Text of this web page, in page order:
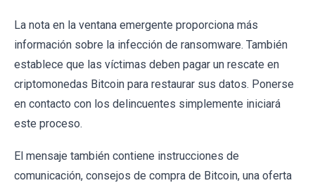
La nota en la ventana emergente proporciona más
información sobre la infección de ransomware. También
establece que las víctimas deben pagar un rescate en
criptomonedas Bitcoin para restaurar sus datos. Ponerse
en contacto con los delincuentes simplemente iniciará
este proceso.
El mensaje también contiene instrucciones de
comunicación, consejos de compra de Bitcoin, una oferta